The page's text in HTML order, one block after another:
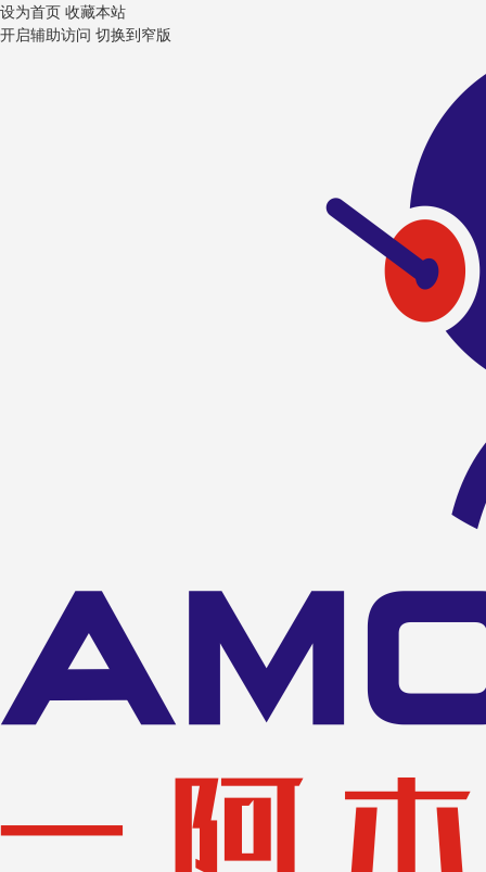
设为首页 收藏本站
开启辅助访问 切换到窄版